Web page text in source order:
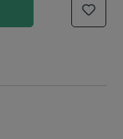
veld in en